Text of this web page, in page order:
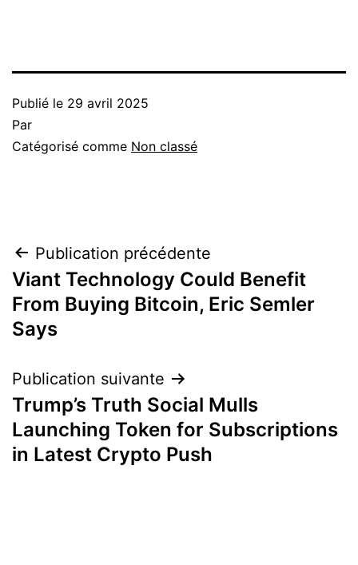
Publié le 29 avril 2025
Par
Catégorisé comme Non classé
Navigation
de
l’article
Publication précédente
Viant Technology Could Benefit
From Buying Bitcoin, Eric Semler
Says
Publication suivante
Trump’s Truth Social Mulls
Launching Token for Subscriptions
in Latest Crypto Push